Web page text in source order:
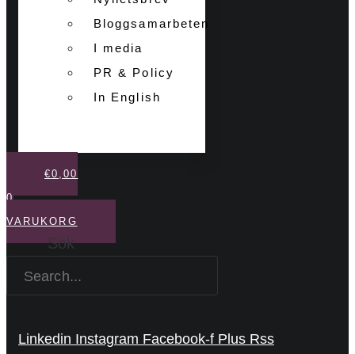
Bloggsamarbeten
I media
PR & Policy
In English
€0,00
0
VARUKORG
Sök
Linkedin Instagram Facebook-f Plus Rss